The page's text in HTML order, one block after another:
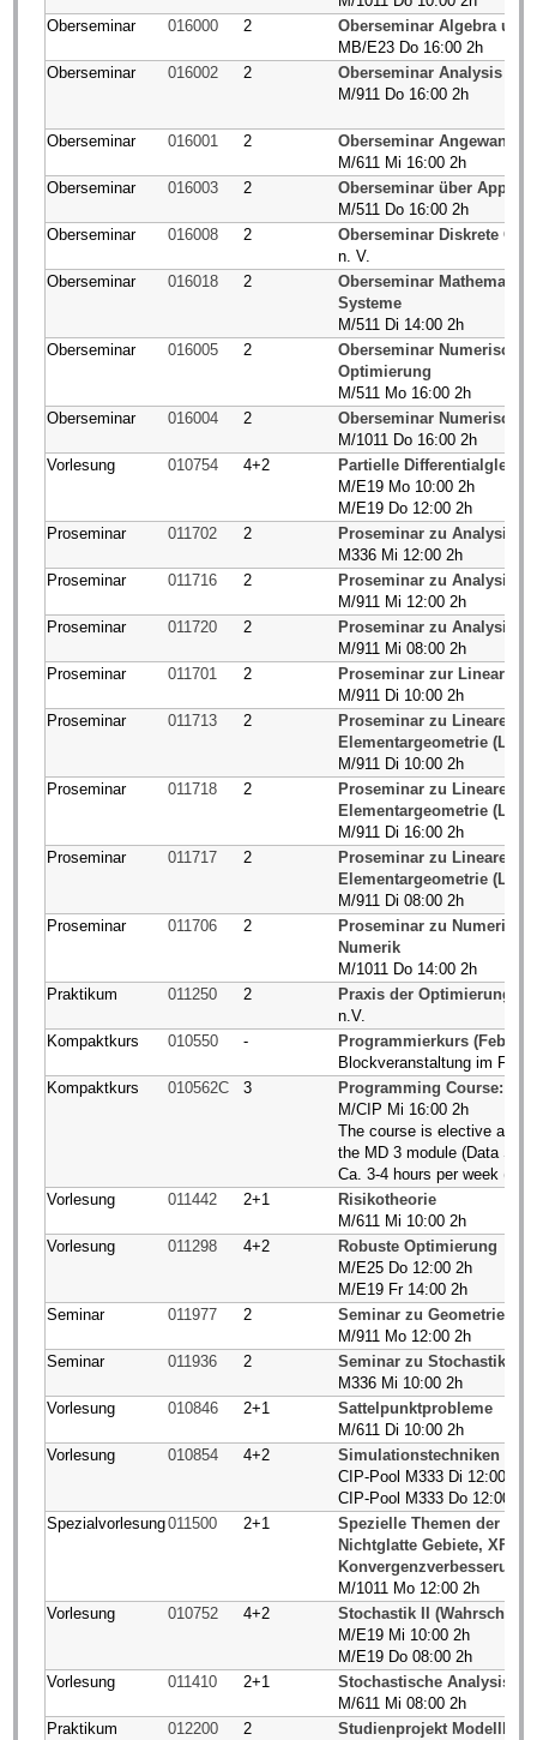
Oberseminar
016000 2
Oberseminar Algebra und
MB/E23 Do 16:00 2h
Oberseminar
016002 2
Oberseminar Analysis
M/911 Do 16:00 2h
Oberseminar 016001 2
Oberseminar Angewandte
M/611 Mi 16:00 2h
Oberseminar
016003 2
Oberseminar über
M/511 Do 16:00 2h
Oberseminar
016008 2
Oberseminar Diskrete
n. V.
Oberseminar
016018 2
Oberseminar
Systeme
M/511 Di 14:00 2h
Oberseminar
016005 2
Oberseminar Numerische
Optimierung
M/511 Mo 16:00 2h
Oberseminar
016004 2
Oberseminar Numerische
M/1011 Do 16:00 2h
Vorlesung
010754 4+2
Partielle
M/E19 Mo 10:00 2h
M/E19 Do 12:00 2h
Proseminar
011702 2
Proseminar zu Analysis I/
M336 Mi 12:00 2h
Proseminar
011716 2
Proseminar zu Analysis I/
M/911 Mi 12:00 2h
Proseminar
011720 2
Proseminar zu Analysis I/
M/911 Mi 08:00 2h
Proseminar
011701 2
Proseminar zur Linearen
M/911 Di 10:00 2h
Proseminar
011713 2
Proseminar zu Lineare
Elementargeometrie
M/911 Di 10:00 2h
Proseminar
011718 2
Proseminar zu Lineare
Elementargeometrie
M/911 Di 16:00 2h
Proseminar
011717 2
Proseminar zu Lineare
Elementargeometrie
M/911 Di 08:00 2h
Proseminar
011706 2
Proseminar zu Numerik /
Numerik
M/1011 Do 14:00 2h
Praktikum
011250 2
Praxis der Optimierung
n.V.
Kompaktkurs
010550 -
Programmierkurs
Blockveranstaltung im
Kompaktkurs
010562C 3
Programming Course:
M/CIP Mi 16:00 2h
The course is elective as a
the MD 3 module (Data
Ca. 3-4 hours per week
Vorlesung
011442 2+1
Risikotheorie
M/611 Mi 10:00 2h
Vorlesung
011298 4+2
Robuste Optimierung
M/E25 Do 12:00 2h
M/E19 Fr 14:00 2h
Seminar
011977 2
Seminar zu Geometrie
M/911 Mo 12:00 2h
Seminar
011936 2
Seminar zu Stochastik
M336 Mi 10:00 2h
Vorlesung
010846 2+1
Sattelpunktprobleme
M/611 Di 10:00 2h
Vorlesung
010854 4+2
Simulationstechniken
CIP-Pool M333 Di 12:00 2h
CIP-Pool M333 Do 12:00 2h
Spezialvorlesung011500 2+1
Spezielle Themen der
Nichtglatte Gebiete, XFEM,
Konvergenzverbesserung
M/1011 Mo 12:00 2h
Vorlesung
010752 4+2
Stochastik II
M/E19 Mi 10:00 2h
M/E19 Do 08:00 2h
Vorlesung
011410 2+1
Stochastische Analysis
M/611 Mi 08:00 2h
Praktikum
012200 2
Studienprojekt